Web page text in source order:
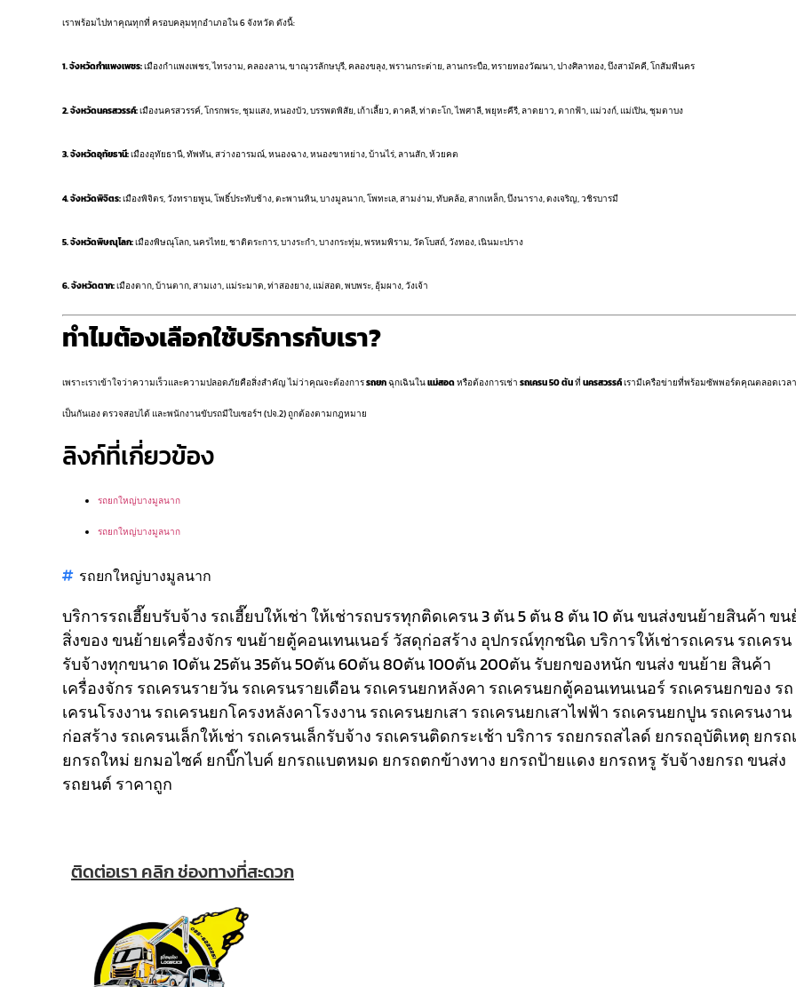
เราพร้อมไปหาคุณทุกที่ ครอบคลุมทุกอำเภอใน 6 จังหวัด ดังนี้:
1. จังหวัดกำแพงเพชร:เมืองกำแพงเพชร, ไทรงาม, คลองลาน, ขาณุวรลักษบุรี, คลองขลุง, พรานกระต่าย, ลานกระบือ, ทรายทองวัฒนา, ปางศิลาทอง, บึงสามัคคี, โกสัมพีนคร
2. จังหวัดนครสวรรค์:เมืองนครสวรรค์, โกรกพระ, ชุมแสง, หนองบัว, บรรพตพิสัย, เก้าเลี้ยว, ตาคลี, ท่าตะโก, ไพศาลี, พยุหะคีรี, ลาดยาว, ตากฟ้า, แม่วงก์, แม่เปิน, ชุมตาบง
3. จังหวัดอุทัยธานี:เมืองอุทัยธานี, ทัพทัน, สว่างอารมณ์, หนองฉาง, หนองขาหย่าง, บ้านไร่, ลานสัก, ห้วยคต
4. จังหวัดพิจิตร:เมืองพิจิตร, วังทรายพูน, โพธิ์ประทับช้าง, ตะพานหิน, บางมูลนาก, โพทะเล, สามง่าม, ทับคล้อ, สากเหล็ก, บึงนาราง, ดงเจริญ, วชิรบารมี
5. จังหวัดพิษณุโลก:เมืองพิษณุโลก, นครไทย, ชาติตระการ, บางระกำ, บางกระทุ่ม, พรหมพิราม, วัดโบสถ์, วังทอง, เนินมะปราง
6. จังหวัดตาก:เมืองตาก, บ้านตาก, สามเงา, แม่ระมาด, ท่าสองยาง, แม่สอด, พบพระ, อุ้มผาง, วังเจ้า
ทำไมต้องเลือกใช้บริการกับเรา?
เพราะเราเข้าใจว่าความเร็วและความปลอดภัยคือสิ่งสำคัญ ไม่ว่าคุณจะต้องการรถยกฉุกเฉินในแม่สอดหรือต้องการเช่า รถเครน 50 ตันที่ นครสวรรค์เรามีเครือข่ายที่พร้อมซัพพอร์ตคุณตลอดเวล
เป็นกันเอง ตรวจสอบได้ และพนักงานขับรถมีใบเซอร์ฯ (ปจ.2) ถูกต้องตามกฎหมาย
ลิงก์ที่เกี่ยวข้อง
รถยกใหญ่บางมูลนาก
รถยกใหญ่บางมูลนาก
รถยกใหญ่บางมูลนาก
บริการรถเฮี๊ยบรับจ้าง รถเฮี๊ยบให้เช่า ให้เช่ารถบรรทุกติดเครน 3 ตัน 5 ตัน 8 ตัน 10 ตัน ขนส่งขนย้ายสินค้า ข
สิ่งของ ขนย้ายเครื่องจักร ขนย้ายตู้คอนเทนเนอร์ วัสดุก่อสร้าง อุปกรณ์ทุกชนิดบริการให้เช่ารถเครน รถเครน
รับจ้างทุกขนาด 10ตัน 25ตัน 35ตัน 50ตัน 60ตัน 80ตัน 100ตัน 200ตัน รับยกของหนัก ขนส่ง ขนย้าย สินค้า
เครื่องจักร รถเครนรายวัน รถเครนรายเดือน รถเครนยกหลังคา รถเครนยกตู้คอนเทนเนอร์ รถเครนยกของ รถ
เครนโรงงาน รถเครนยกโครงหลังคาโรงงาน รถเครนยกเสา รถเครนยกเสาไฟฟ้า รถเครนยกปูน รถเครนงาน
ก่อสร้าง รถเครนเล็กให้เช่า รถเครนเล็กรับจ้าง รถเครนติดกระเช้าบริการ รถยกรถสไลด์ ยกรถอุบัติเหตุ ยกรถ
ยกรถใหม่ ยกมอไซค์ ยกบิ๊กไบค์ ยกรถแบตหมด ยกรถตกข้างทาง ยกรถป้ายแดง ยกรถหรู รับจ้างยกรถ ขนส่ง
รถยนต์ ราคาถูก
ติดต่อเรา คลิก ช่องทางที่สะดวก